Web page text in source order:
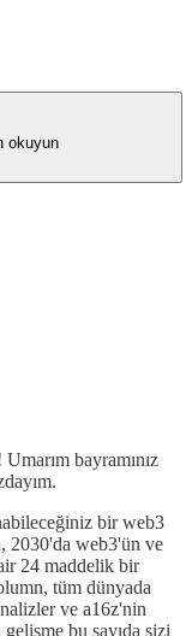
okuyun
bayramınız
bir web3
2030'da web3'ün ve
24 maddelik bir
tüm dünyada
ve a16z'nin
gelişme bu sayıda sizi